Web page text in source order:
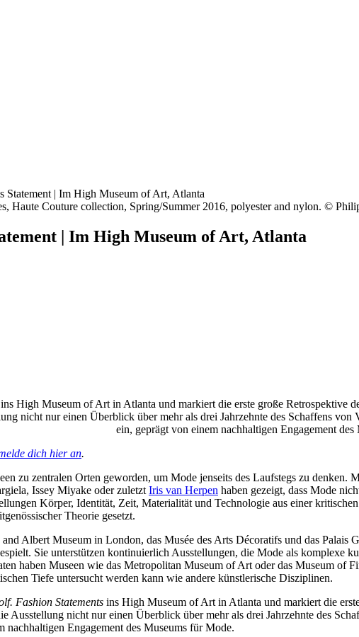
| Im High Museum of Art, Atlanta
| Im High Museum of Art, Atlanta
High Museum of Art in Atlanta und markiert die erste große Retrospektive
nicht nur einen Überblick über mehr als drei Jahrzehnte des Schaffens
ein, geprägt von einem nachhaltigen Engagement
dich hier an.
zu zentralen Orten geworden, um Mode jenseits des Laufstegs zu
Issey Miyake oder zuletzt Iris van Herpen haben gezeigt, dass Mode
Körper, Identität, Zeit, Materialität und Technologie aus einer
Theorie gesetzt.
Albert Museum in London, das Musée des Arts Décoratifs und das
Sie unterstützen kontinuierlich Ausstellungen, die Mode als komplexe
haben Museen wie das Metropolitan Museum of Art oder das Museum of
Tiefe untersucht werden kann wie andere künstlerische Disziplinen.
Fashion Statements ins High Museum of Art in Atlanta und markiert die
Ausstellung nicht nur einen Überblick über mehr als drei Jahrzehnte des
nachhaltigen Engagement des Museums für Mode.